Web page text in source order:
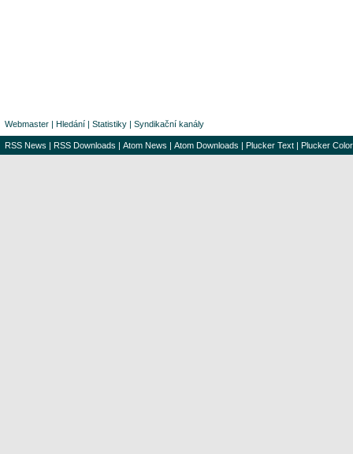
Webmaster | Hledání | Statistiky | Syndikační kanály
RSS News | RSS Downloads | Atom News | Atom Downloads | Plucker Text | Plucker Color